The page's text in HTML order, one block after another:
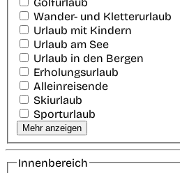
Wander- und Kletterurlaub
Urlaub mit Kindern
Urlaub am See
Urlaub in den Bergen
Erholungsurlaub
Alleinreisende
Skiurlaub
Sporturlaub
Mehr anzeigen
Innenbereich